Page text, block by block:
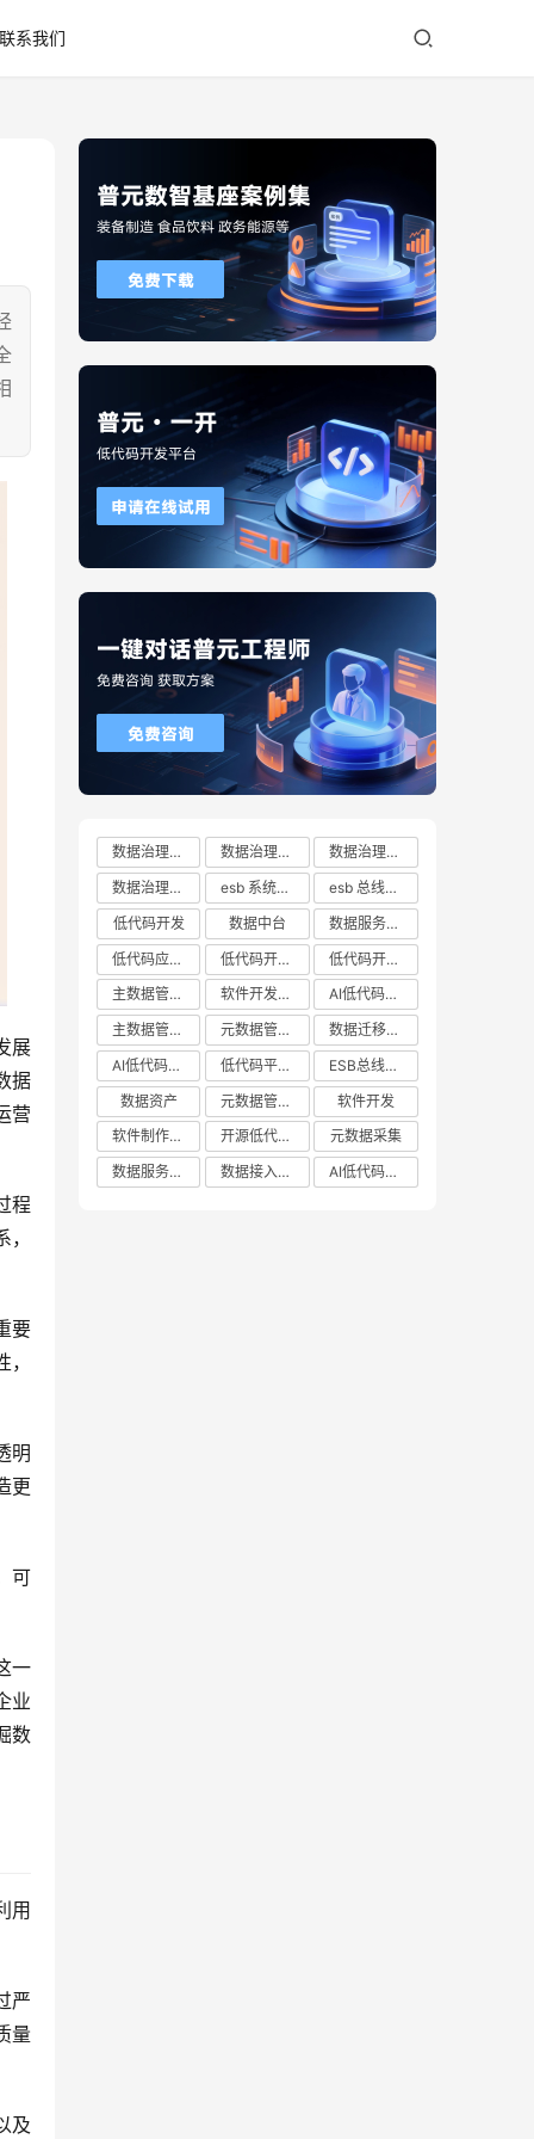
联系我们
展
据
营
程
要
明
更
可
一
业
数
用
严
量
及
数据治理方案 数据治理方案哪家好
数据治理方案有哪些
数据治理方案推荐
esb 系统都有哪些
esb 总线十大厂商排行榜
低代码开发
数据中台
数据服务总线
低代码应用平台
低代码开发云平台
低代码开发平台
主数据管理系统
软件开发平台
AI低代码开发
主数据管理平台
元数据管理系统
数据迁移工具
AI低代码开发云平台
低代码平台哪家好
ESB总线技术
数据资产
元数据管理系统哪家好
软件开发
软件制作平台
开源低代码平台
元数据采集
数据服务平台
数据接入管理系统 AI低代码应用平台